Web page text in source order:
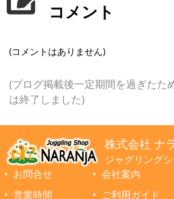
コメント
(コメントはありません)
(ブログ掲載後一定期間を過ぎたた
は終了しました)
株式会社 ナ
ジャグリング
お問合せ
会社案内
営業時間
ご利用ガイド